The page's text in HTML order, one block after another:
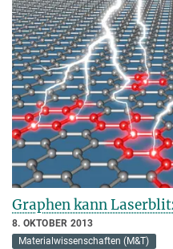
Graphen kann
8. OKTOBER 2013
Materialwissenschaften (M&T)